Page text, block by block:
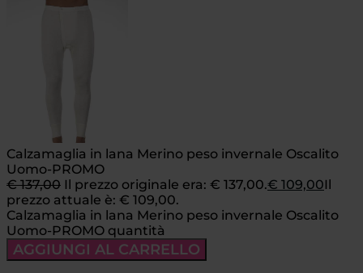
Calzamaglia in lana Merino peso invernale Oscalito
Uomo-PROMO
€137,00 Il prezzo originale era: € 137,00.€ 109,00Il
prezzo attuale è: € 109,00.
Calzamaglia in lana Merino peso invernale Oscalito
Uomo-PROMO quantità
AGGIUNGI AL CARRELLO